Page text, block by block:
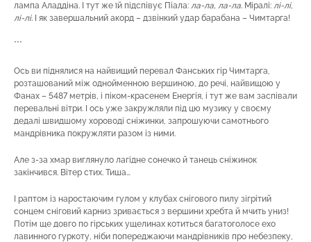
лампа Аладдіна. І тут же їй підспівує Піала: ла-ла, ла-ла. Міралі: лі-лі,
лі-лі.
І як завершальний акорд – дзвінкий удар барабана – Чимтарга!
***
Ось ви піднялися на найвищий перевал Фанських гір Чимтарга,
розташований між однойменною вершиною, до речі, найвищою у
Фанах – 5487 метрів, і піком-красенем Енергія, і тут же вам заспівали
перевальні вітри. І ось уже закружляли під цю музику у своєму
дедалі швидшому хороводі сніжинки, запрошуючи самотнього
мандрівника покружляти разом із ними.
Але з-за хмар виглянуло лагідне сонечко й танець сніжинок
закінчився. Вітер стих. Тиша…
І раптом із наростаючим гулом у клубах снігового пилу зігрітий
сонцем сніговий карниз зривається з вершини хребта й мчить униз!
Потім ще довго по гірських ущелинах котиться багатоголосе ехо
лавинного гуркоту, ніби попереджаючи мандрівників про небезпеку,